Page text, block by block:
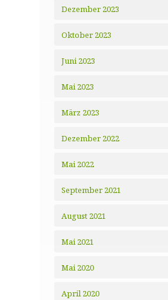
Dezember 2023
Oktober 2023
Juni 2023
Mai 2023
März 2023
Dezember 2022
Mai 2022
September 2021
August 2021
Mai 2021
Mai 2020
April 2020